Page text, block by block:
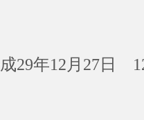
29年12月27日